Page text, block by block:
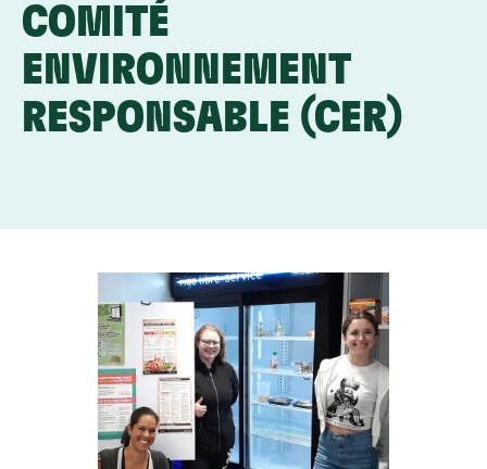
COMITÉ
ENVIRONNEMENT
RESPONSABLE (CER)